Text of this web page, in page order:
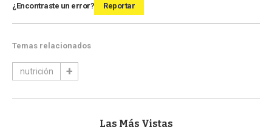
¿Encontraste un error? Reportar
Temas relacionados
nutrición
Las Más Vistas